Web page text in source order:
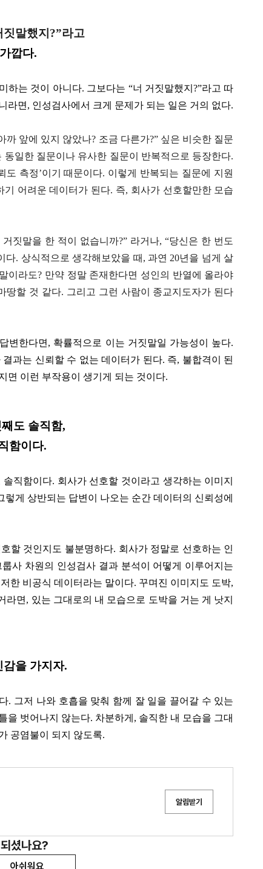
짓말했지?”라고
깝다.
하는 것이 아니다. 그보다는 “너 거짓말했지?”라고 따
라면, 인성검사에서 크게 문제가 되는 일은 거의 없다.
앞에 있지 않았나? 조금 다른가?” 싶은 비슷한 질문
일한 질문이나 유사한 질문이 반복적으로 등장한다.
측정’이기 때문이다. 이렇게 반복되는 질문에 지원
어려운 데이터가 된다. 즉, 회사가 선호할만한 모습
짓말을 한 적이 없습니까?” 라거나, “당신은 한 번도
. 상식적으로 생각해보았을 때, 과연 20년을 넘게 살
이라도? 만약 정말 존재한다면 성인의 반열에 올라야
땅할 것 같다. 그리고 그런 사람이 종교지도자가 된다
변한다면, 확률적으로 이는 거짓말일 가능성이 높다.
과는 신뢰할 수 없는 데이터가 된다. 즉, 불합격이 된
면 이런 부작용이 생기게 되는 것이다.
도 솔직함,
함이다.
직함이다. 회사가 선호할 것이라고 생각하는 이미지
게 상반되는 답변이 나오는 순간 데이터의 신뢰성에
할 것인지도 불분명하다. 회사가 정말로 선호하는 인
사 차원의 인성검사 결과 분석이 어떻게 이루어지는
한 비공식 데이터라는 말이다. 꾸며진 이미지도 도박,
면, 있는 그대로의 내 모습으로 도박을 거는 게 낫지
을 가지자.
. 그저 나와 호흡을 맞춰 함께 잘 일을 끌어갈 수 있는
벗어나지 않는다. 차분하게, 솔직한 내 모습을 그대
공염불이 되지 않도록.
알림받기
셨나요?
아쉬워요